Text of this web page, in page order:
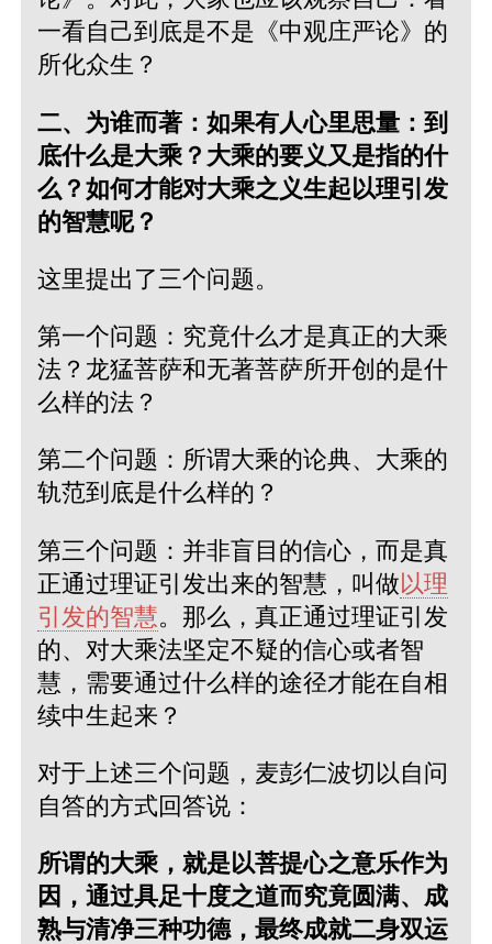
一看自己到底是不是《中观庄严论》的
所化众生？
二、为谁而著：如果有人心里思量：到
底什么是大乘？大乘的要义又是指的什
么？如何才能对大乘之义生起以理引发
的智慧呢？
这里提出了三个问题。
第一个问题：究竟什么才是真正的大乘
法？龙猛菩萨和无著菩萨所开创的是什
么样的法？
第二个问题：所谓大乘的论典、大乘的
轨范到底是什么样的？
第三个问题：并非盲目的信心，而是真
正通过理证引发出来的智慧，叫做以理
引发的智慧。那么，真正通过理证引发
的、对大乘法坚定不疑的信心或者智
慧，需要通过什么样的途径才能在自相
续中生起来？
对于上述三个问题，麦彭仁波切以自问
自答的方式回答说：
所谓的大乘，就是以菩提心之意乐作为
因，通过具足十度之道而究竟圆满、成
熟与清净三种功德，最终成就二身双运